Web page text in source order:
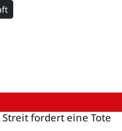
fordert eine Tote